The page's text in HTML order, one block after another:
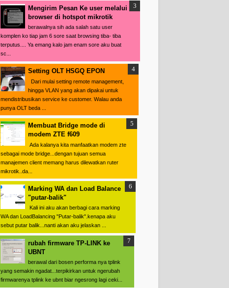
Mengirim Pesan Ke user melalui
browser di hotspot mikrotik
berawalnya sih ada salah satu user
komplen ko tiap jam 6 sore saat browsing tiba- tiba
terputus.... Ya emang kalo jam enam sore aku buat
sc...
Setting OLT HSGQ EPON
Dari mulai setting remote management,
hingga VLAN yang akan dipakai untuk
mendistribusikan service ke customer. Walau anda
punya OLT beda ...
Membuat Bridge mode di
modem ZTE f609
Ada kalanya kita manfaatkan modem zte
sebagai mode bridge...dengan tujuan semua
manajemen client memang harus dilewatkan ruter
mikrotik..da...
Marking WA dan Load Balance
"putar-balik"
Kali ini aku akan berbagi cara marking
WA dan LoadBalancing "Putar-balik".kenapa aku
sebut putar balik...nanti akan aku jelaskan ...
rubah firmware TP-LINK ke
UBNT
berawal dari bosen performa nya tplink
yang semakin ngadat...terpikirkan untuk ngerubah
firmwarenya tplink ke ubnt biar ngesrong lagi ceki...